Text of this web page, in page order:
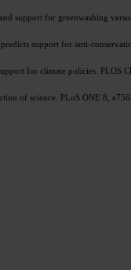
support for greenwashing
support for anti-
for climate policies. PLOS
of science. PLoS ONE 8,